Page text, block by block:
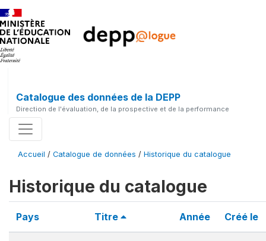
Catalogue des données de la DEPP
Direction de l'évaluation, de la prospective et de la performance
Accueil / Catalogue de données / Historique du catalogue
Historique du catalogue
Pays Titre Année Créé le